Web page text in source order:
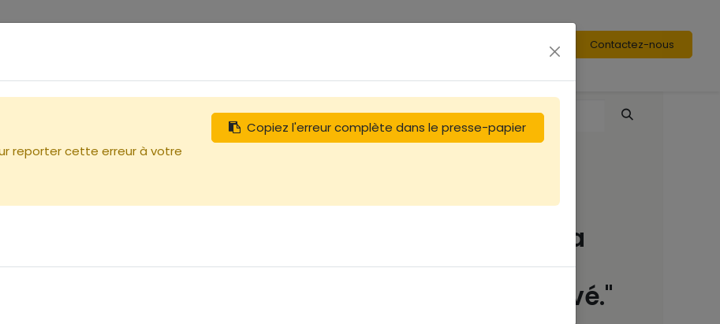
Contactez-nous
Bois de Paulownia
28,5cm / Corps
Langtroth "surélevé."
Copiez l'erreur complète dans le presse-papier
reporter cette erreur à votre